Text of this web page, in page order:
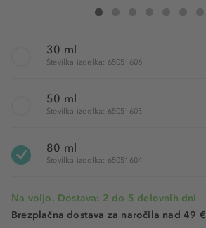
Prada Candy Eau de Parfum
30 ml
Številka izdelka: 65051606
50 ml
Številka izdelka: 65051605
80 ml
Številka izdelka: 65051604
Na voljo. Dostava: 2 do 5 delovnih dni
Brezplačna dostava za naročila nad 49 €